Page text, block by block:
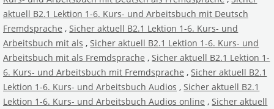
aktuell B2.1 Lektion 1-6. Kurs- und Arbeitsbuch mit Deutsch
Fremdsprache , Sicher aktuell B2.1 Lektion 1-6. Kurs- und
Arbeitsbuch mit als , Sicher aktuell B2.1 Lektion 1-6. Kurs- und
Arbeitsbuch mit als Fremdsprache , Sicher aktuell B2.1 Lektion 1-
6. Kurs- und Arbeitsbuch mit Fremdsprache , Sicher aktuell B2.1
Lektion 1-6. Kurs- und Arbeitsbuch Audios , Sicher aktuell B2.1
Lektion 1-6. Kurs- und Arbeitsbuch Audios online , Sicher aktuell